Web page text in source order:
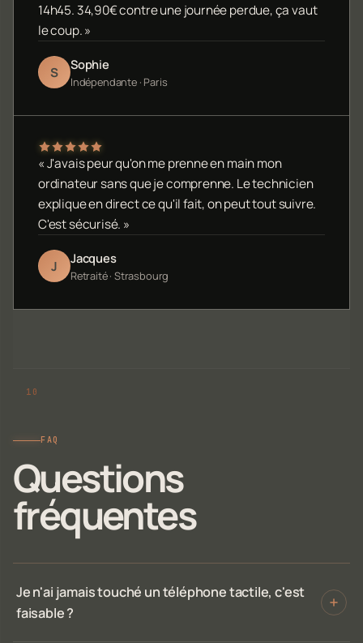
14h45. 34,90€ contre une journée perdue, ça vaut
le coup. »
S Sophie
Indépendante · Paris
« J'avais peur qu'on me prenne en main mon
ordinateur sans que je comprenne. Le technicien
explique en direct ce qu'il fait, on peut tout suivre.
C'est sécurisé. »
J Jacques
Retraité · Strasbourg
FAQ
Questions
fréquentes
Je n'ai jamais touché un téléphone tactile, c'est
faisable ?